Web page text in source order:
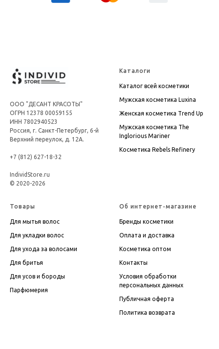
ООО "ДЕСАНТ КРАСОТЫ"
ОГРН 12378 00059155
ИНН 7802940523
Россия, г. Санкт-Петербург, 6-й
Верхний переулок, д. 12А.
+7 (812) 627-18-32
IndividStore.ru
© 2020-2026
Каталоги
Каталог всей косметики
Мужская косметика Luxina
Женская косметика Trend Up
Мужская косметика The
Inglorious Mariner
Косметика Rebels Refinery
Товары
Для мытья волос
Для укладки волос
Для ухода за волосами
Для бритья
Для усов и бороды
Парфюмерия
Об интернет-магазине
Бренды косметики
Оплата и доставка
Косметика оптом
Контакты
Условия обработки
персональных данных
Публичная оферта
Политика возврата